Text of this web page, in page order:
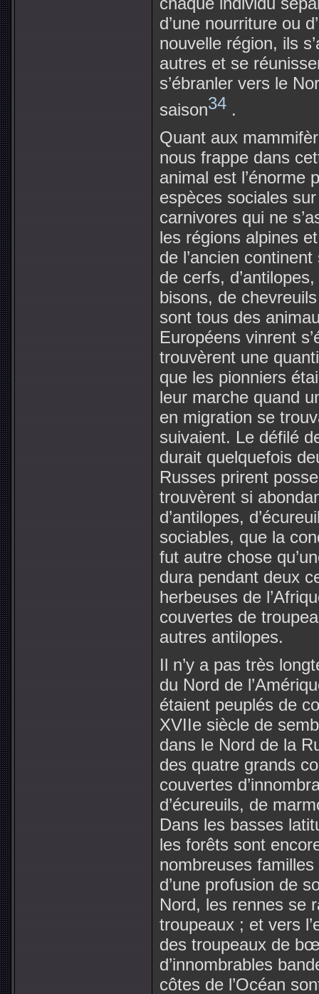
d’une nourriture ou
nouvelle région, ils
autres et se
s’ébranler vers le
saison34 .
Quant aux
nous frappe dans
animal est l’énorme
espèces sociales
carnivores qui ne
les régions alpines
de l’ancien
de cerfs,
bisons, de
sont tous des
Européens vinrent
trouvèrent une
que les pionniers
leur marche quand
en migration se
suivaient. Le défilé
durait quelquefois
Russes prirent
trouvèrent si
d’antilopes,
sociables, que la
fut autre chose
dura pendant deux
herbeuses de
couvertes de
autres antilopes.
Il n’y a pas très
du Nord de
étaient peuplés de
XVIIe siècle de
dans le Nord de la
des quatre grands
couvertes
d’écureuils, de
Dans les basses
les forêts sont
nombreuses
d’une profusion de
Nord, les rennes se
troupeaux ; et vers
des troupeaux de
d’innombrables
côtes de l’Océan